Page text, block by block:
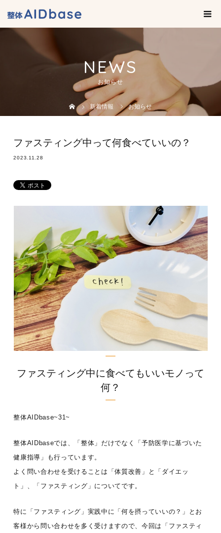
NEWS
お知らせ
新着情報 お知らせ
ファスティング中って何食べていいの？
2023.11.28
ファスティング中に食べてもいいモノって
何？
整体AIDbase~31~
整体AIDbaseでは、「整体」だけでなく「予防医学に基づいた
健康指導」も行っています。
よく問い合わせを受けることは「体質改善」と「ダイエッ
ト」、「ファスティング」についてです。
特に「ファスティング」実践中に「何を摂っていいの？」とお
客様から問い合わせを多く受けますので、今回は「ファスティ